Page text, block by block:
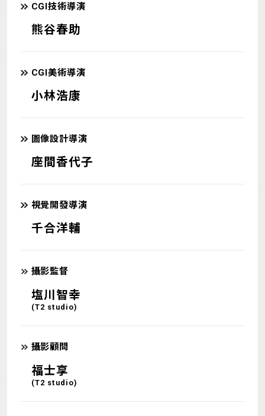
CGI技術導演
熊谷春助
CGI美術導演
小林浩康
圖像設計導演
座間香代子
視覺開發導演
千合洋輔
攝影監督
塩川智幸
(T2 studio)
攝影顧問
福士享
(T2 studio)